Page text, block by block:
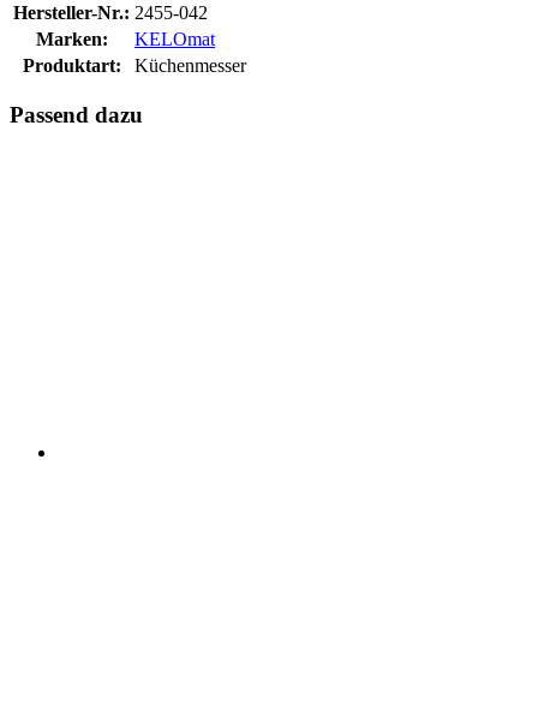
Hersteller-Nr.: 2455-042
Marken:
KELOmat
Produktart:
Küchenmesser
Passend dazu